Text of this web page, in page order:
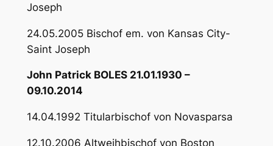
Joseph
24.05.2005 Bischof em. von Kansas City-
Saint Joseph
John Patrick BOLES 21.01.1930 –
09.10.2014
14.04.1992 Titularbischof von Novasparsa
12.10.2006 Altweihbischof von Boston